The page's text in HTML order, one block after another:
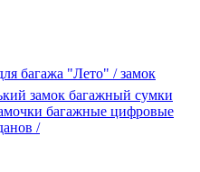
багажа "Лето" / замок
замок багажный сумки
багажные цифровые
/